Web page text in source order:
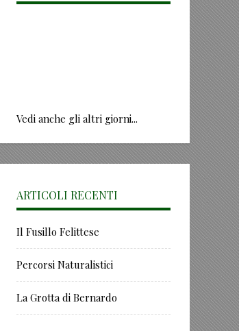
Vedi anche gli altri giorni...
ARTICOLI RECENTI
Il Fusillo Felittese
Percorsi Naturalistici
La Grotta di Bernardo